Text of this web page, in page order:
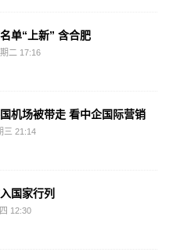
单“上新” 含合肥
二 17:16
机场被带走 看中企国际营销
三 21:14
国家行列
12:30